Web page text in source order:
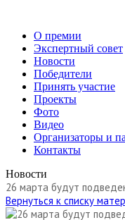
О премии
Экспертный совет
Новости
Победители
Принять участие
Проекты
Фото
Видео
Организаторы и
Контакты
Новости
26 марта будут
Вернуться к списку